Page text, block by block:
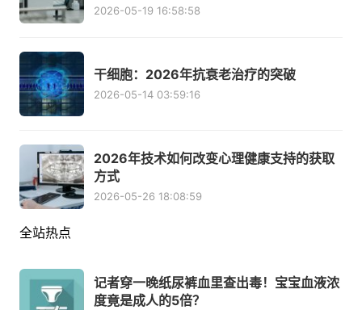
2026-05-19 16:58:58
干细胞：2026年抗衰老治疗的突破
2026-05-14 03:59:16
2026年技术如何改变心理健康支持的获取
方式
2026-05-26 18:08:59
全站热点
记者穿一晚纸尿裤血里查出毒！宝宝血液浓
度竟是成人的5倍？